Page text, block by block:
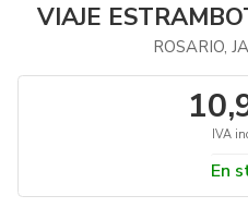
VIAJE
ROSARIO,
IVA
En